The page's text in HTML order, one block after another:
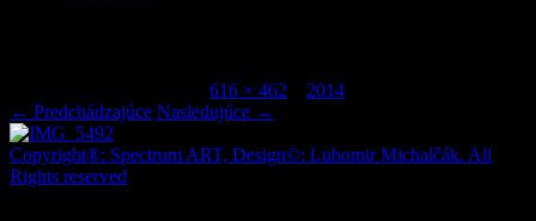
616 × 462 2014
← Predchádzajúce Nasledujúce →
Copyright®: Spectrum ART, Design©: Lubomir Michalčák. All
Rights reserved